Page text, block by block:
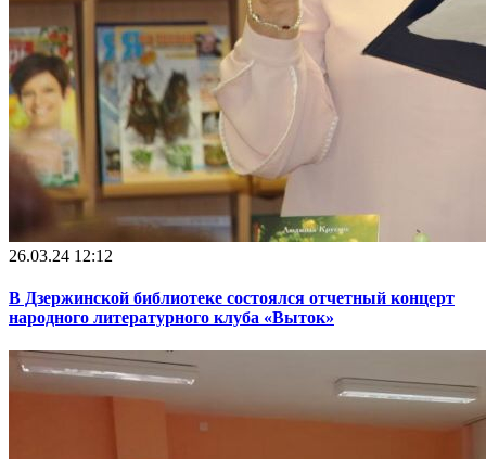
26.03.24 12:12
В Дзержинской библиотеке состоялся отчетный концерт
народного литературного клуба «Выток»